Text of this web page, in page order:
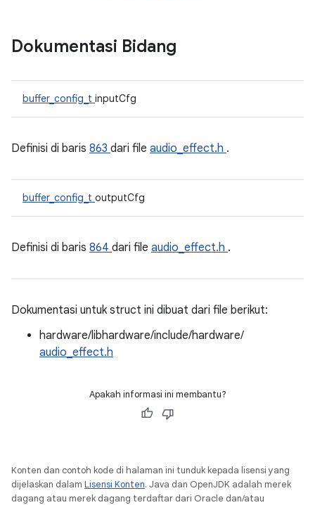
Dokumentasi Bidang
buffer_config_t inputCfg
Definisi di baris 863 dari file audio_effect.h .
buffer_config_t outputCfg
Definisi di baris 864 dari file audio_effect.h .
Dokumentasi untuk struct ini dibuat dari file berikut:
hardware/libhardware/include/hardware/
audio_effect.h
Apakah informasi ini membantu?
Konten dan contoh kode di halaman ini tunduk kepada lisensi yang
dijelaskan dalam Lisensi Konten. Java dan OpenJDK adalah merek
dagang atau merek dagang terdaftar dari Oracle dan/atau